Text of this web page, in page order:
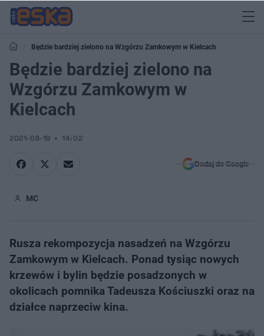
Będzie bardziej zielono na Wzgórzu Zamkowym w Kielcach
Będzie bardziej zielono na
Wzgórzu Zamkowym w
Kielcach
2021-08-19 14:02
Dodaj do Google
MC
Rusza rekompozycja nasadzeń na Wzgórzu
Zamkowym w Kielcach. Ponad tysiąc nowych
krzewów i bylin będzie posadzonych w
okolicach pomnika Tadeusza Kościuszki oraz na
działce naprzeciw kina.